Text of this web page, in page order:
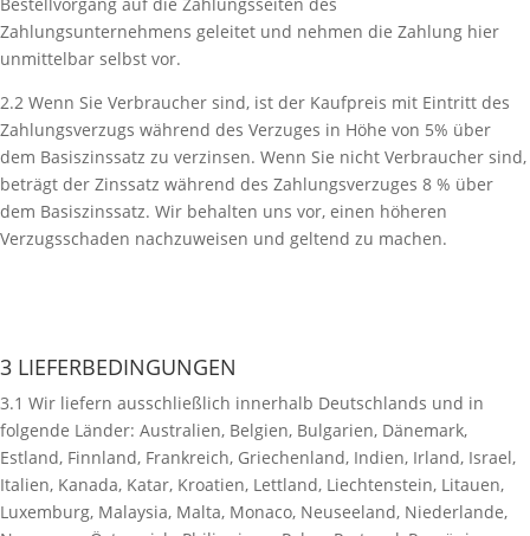
Zahlungsunternehmens geleitet und nehmen die Zahlung hier
unmittelbar selbst vor.
2.2 Wenn Sie Verbraucher sind, ist der Kaufpreis mit Eintritt des
Zahlungsverzugs während des Verzuges in Höhe von 5% über
dem Basiszinssatz zu verzinsen. Wenn Sie nicht Verbraucher sind,
beträgt der Zinssatz während des Zahlungsverzuges 8 % über
dem Basiszinssatz. Wir behalten uns vor, einen höheren
Verzugsschaden nachzuweisen und geltend zu machen.
3 LIEFERBEDINGUNGEN
3.1 Wir liefern ausschließlich innerhalb Deutschlands und in
folgende Länder: Australien, Belgien, Bulgarien, Dänemark,
Estland, Finnland, Frankreich, Griechenland, Indien, Irland, Israel,
Italien, Kanada, Katar, Kroatien, Lettland, Liechtenstein, Litauen,
Luxemburg, Malaysia, Malta, Monaco, Neuseeland, Niederlande,